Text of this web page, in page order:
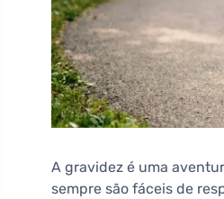
A gravidez é uma
sempre são fáceis de